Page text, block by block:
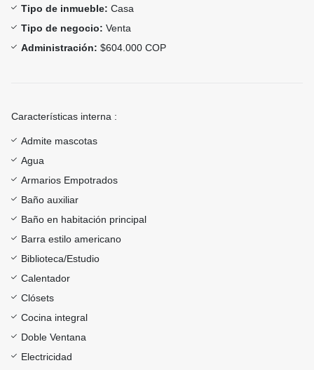
Tipo de inmueble: Casa
Tipo de negocio: Venta
Administración: $604.000 COP
Características interna :
Admite mascotas
Agua
Armarios Empotrados
Baño auxiliar
Baño en habitación principal
Barra estilo americano
Biblioteca/Estudio
Calentador
Clósets
Cocina integral
Doble Ventana
Electricidad